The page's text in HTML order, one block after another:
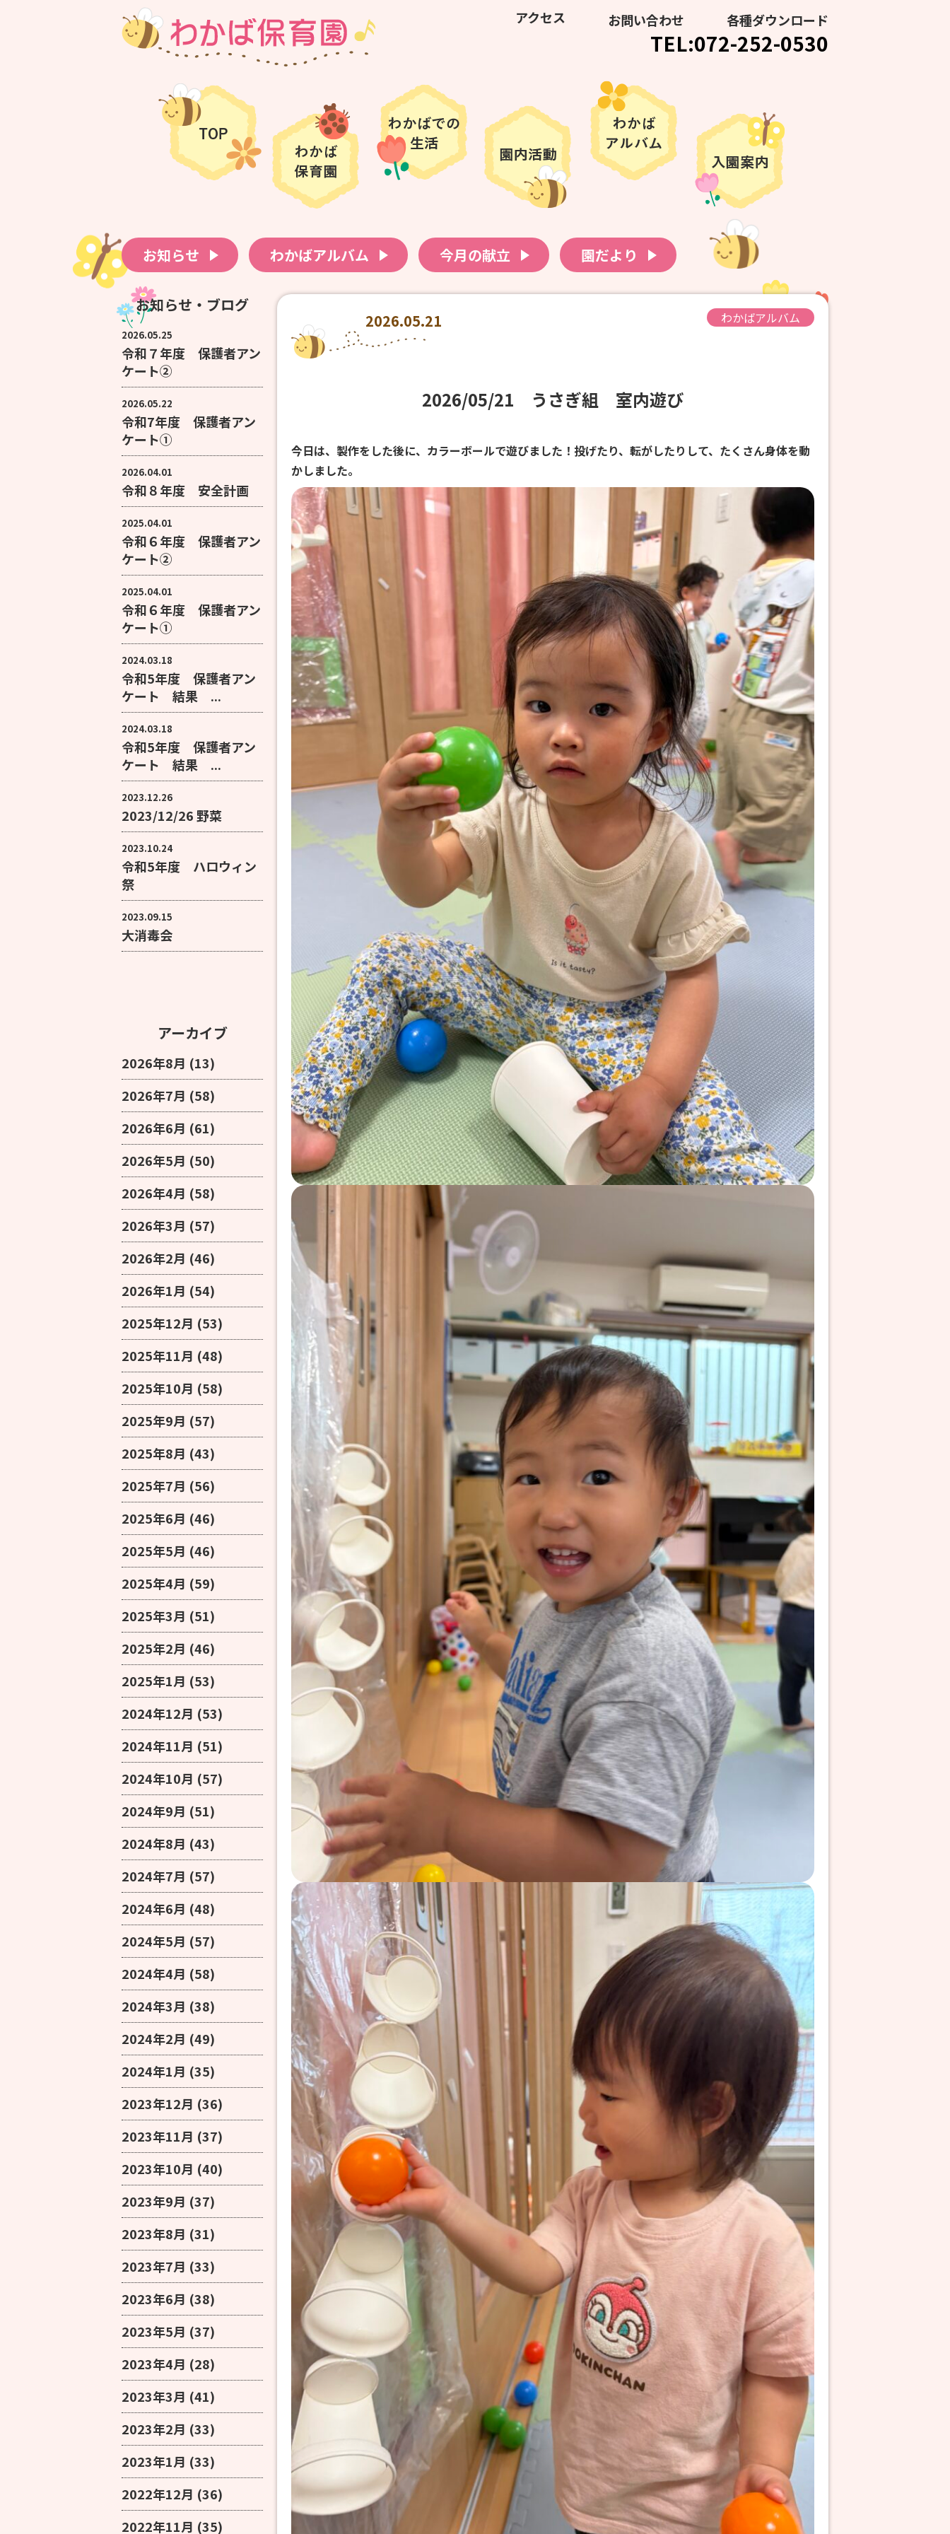
アクセス お問い合わせ 各種ダウンロード
TEL:072-252-0530
お知らせ わかばアルバム 今月の献立 園だより
お知らせ・ブログ
2026.05.25
令和７年度 保護者アン
ケート②
2026.05.22
令和7年度 保護者アン
ケート①
2026.04.01
令和８年度 安全計画
2025.04.01
令和６年度 保護者アン
ケート②
2025.04.01
令和６年度 保護者アン
ケート①
2024.03.18
令和5年度 保護者アン
ケート 結果 ...
2024.03.18
令和5年度 保護者アン
ケート 結果 ...
2023.12.26
2023/12/26 野菜
2023.10.24
令和5年度 ハロウィン
祭
2023.09.15
大消毒会
アーカイブ
2026年8月 (13)
2026年7月 (58)
2026年6月 (61)
2026年5月 (50)
2026年4月 (58)
2026年3月 (57)
2026年2月 (46)
2026年1月 (54)
2025年12月 (53)
2025年11月 (48)
2025年10月 (58)
2025年9月 (57)
2025年8月 (43)
2025年7月 (56)
2025年6月 (46)
2025年5月 (46)
2025年4月 (59)
2025年3月 (51)
2025年2月 (46)
2025年1月 (53)
2024年12月 (53)
2024年11月 (51)
2024年10月 (57)
2024年9月 (51)
2024年8月 (43)
2024年7月 (57)
2024年6月 (48)
2024年5月 (57)
2024年4月 (58)
2024年3月 (38)
2024年2月 (49)
2024年1月 (35)
2023年12月 (36)
2023年11月 (37)
2023年10月 (40)
2023年9月 (37)
2023年8月 (31)
2023年7月 (33)
2023年6月 (38)
2023年5月 (37)
2023年4月 (28)
2023年3月 (41)
2023年2月 (33)
2023年1月 (33)
2022年12月 (36)
2022年11月 (35)
2026.05.21 わかばアルバム
2026/05/21 うさぎ組 室内遊び
今日は、製作をした後に、カラーボールで遊びました！投げたり、転がしたりして、たくさん身体を動
かしました。